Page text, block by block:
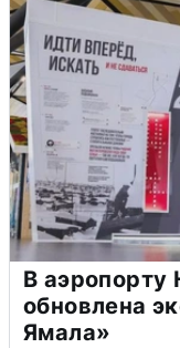
В аэропорту
обновлена
Ямала»